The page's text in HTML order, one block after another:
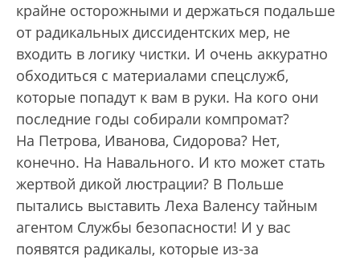
крайне осторожными и держаться подальше
от радикальных диссидентских мер, не
входить в логику чистки. И очень аккуратно
обходиться с материалами спецслужб,
которые попадут к вам в руки. На кого они
последние годы собирали компромат?
На Петрова, Иванова, Сидорова? Нет,
конечно. На Навального. И кто может стать
жертвой дикой люстрации? В Польше
пытались выставить Леха Валенсу тайным
агентом Службы безопасности! И у вас
появятся радикалы, которые из-за